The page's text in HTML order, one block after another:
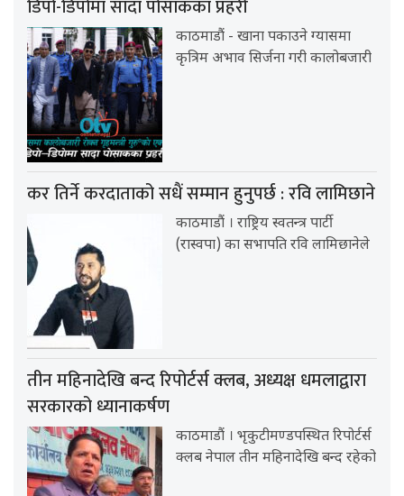
डिपो-डिपोमा सादा पोसाकका प्रहरी
काठमाडौं - खाना पकाउने ग्यासमा
कृत्रिम अभाव सिर्जना गरी कालोबजारी
कर तिर्ने करदाताको सधैं सम्मान हुनुपर्छ : रवि लामिछाने
काठमाडौं । राष्ट्रिय स्वतन्त्र पार्टी
(रास्वपा) का सभापति रवि लामिछानेले
तीन महिनादेखि बन्द रिपोर्टर्स क्लब, अध्यक्ष धमलाद्वारा
सरकारको ध्यानाकर्षण
काठमाडौं । भृकुटीमण्डपस्थित रिपोर्टर्स
क्लब नेपाल तीन महिनादेखि बन्द रहेको